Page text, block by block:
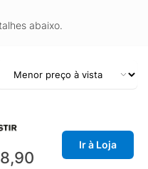
abaixo.
Ir à Loja